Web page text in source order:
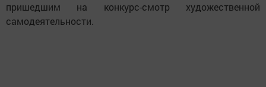
пришедшим на конкурс-смотр художественной
самодеятельности.